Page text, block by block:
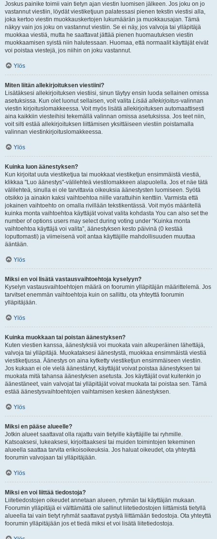
Joskus painike toimii vain tietyn ajan viestin luomisen jälkeen. Jos joku on jo
vastannut viestiin, löydät viestiketjuun palatessasi pienen tekstin viestisi alla,
joka kertoo viestin muokkauskertojen lukumäärän ja muokkausajan. Tämä
näkyy vain jos joku on vastannut viestiin. Se ei näy, jos valvoja tai ylläpitäjä
muokkaa viestiä, mutta he saattavat jättää pienen huomautuksen viestin
muokkaamisen syistä niin halutessaan. Huomaa, että normaalit käyttäjät eivät
voi poistaa viestejä, jos niihin on joku vastannut.
Ylös
Miten liitän allekirjoituksen viestiini?
Lisätäksesi allekirjoituksen viestiisi, sinun täytyy ensin luoda sellainen omissa
asetuksissa. Kun olet luonut sellaisen, voit valita Lisää allekirjoitus-valinnan
viestin kirjoituslomakkeessa. Voit myös lisätä allekirjoituksen automaattisesti
aina kaikkiin viesteihisi tekemällä valinnan omissa asetuksissa. Jos teet niin,
voit silti estää allekirjoituksen liittämisen yksittäiseen viestiin poistamalla
valinnan viestinkirjoituslomakkeessa.
Ylös
Kuinka luon äänestyksen?
Kun kirjoitat uuta viestiketjua tai muokkaat viestiketjun ensimmäistä viestiä,
klikkaa "Luo äänestys"-välilehteä viestilomakkeen alapuolella. Jos et näe tätä
välilehteä, sinulla ei ole tarvittavia oikeuksia äänestysten luomiseen. Syötä
otsikko ja ainakin kaksi vaihtoehtoa niille varattuihin kenttiin. Varmista että
jokainen vaihtoehto on omalla rivillään tekstikentässä. Voit myös määritellä
kuinka monta vaihtoehtoa käyttäjät voivat valita kohdasta You can also set the
number of options users may select during voting under “Kuinka monta
vaihtoehtoa käyttäjä voi valita”, äänestyksen kesto päivinä (0 kestää
loputtomasti) ja viimeisenä voit antaa käyttäjille mahdollisuuden muuttaa
ääntään.
Ylös
Miksi en voi lisätä vastausvaihtoehtoja kyselyyn?
Kyselyn vastausvaihtoehtojen määrä on foorumin ylläpitäjän määrittelemä. Jos
tarvitset enemmän vaihtoehtoja kuin on sallittu, ota yhteyttä foorumin
ylläpitäjään.
Ylös
Kuinka muokkaan tai poistan äänestyksen?
Kuten viestien kanssa, äänestyksiä voi muokata vain alkuperäinen lähettäjä,
valvoja tai ylläpitäjä. Muokataksesi äänestystä, muokkaa ensimmäistä viestiä
viestiketjussa. Äänestys on aina kytketty viestiketjun ensimmäiseen viestiin.
Jos kukaan ei ole vielä äänestänyt, käyttäjät voivat poistaa äänestyksen tai
muokata mitä tahansa äänestyksen asetusta. Jos käyttäjät ovat kuitenkin jo
äänestäneet, vain valvojat tai ylläpitäjät voivat muokata tai poistaa sen. Tämä
estää äänestysvaihtoehtojen vaihtamisen kesken äänestyksen.
Ylös
Miksi en pääse alueelle?
Jotkin alueet saattavat olla rajattu vain tietyille käyttäjille tai ryhmille.
Katsoaksesi, lukeaksesi, kirjoittaaksesi tai muiden toimintojen tekeminen
alueella saattaa tarvita erikoisoikeuksia. Jos haluat oikeudet, ota yhteyttä
foorumin valvojaan tai ylläpitäjään.
Ylös
Miksi en voi liittää tiedostoja?
Liitetiedostojen oikeudet annetaan alueen, ryhmän tai käyttäjän mukaan.
Foorumin ylläpitäjä ei välttämättä ole sallinut liitetiedostojen liittämistä tietyllä
alueella tai vain tietyt ryhmät saattavat pystyä liittämään tiedostoja. Ota yhteyttä
foorumin ylläpitäjään jos et tiedä miksi et voi lisätä liitetiedostoja.